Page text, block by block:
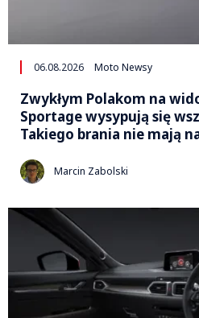
06.08.2026 Moto Newsy
Zwykłym Polakom na
Sportage wysypują się
Takiego brania nie mają
Marcin Zabolski